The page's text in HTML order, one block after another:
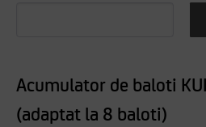
Acumulator de baloti
(adaptat la 8 baloti)